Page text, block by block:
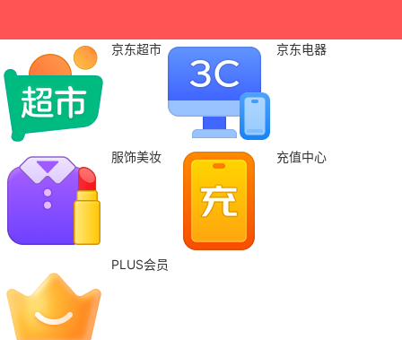
京东超市 京东电器
服饰美妆 充值中心
PLUS会员